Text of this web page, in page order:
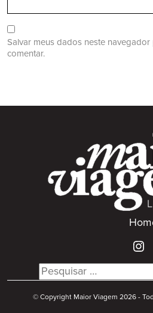
Salvar meus dados neste
comentar.
Search
for:
© Copyright Maior Viagem 2026 -